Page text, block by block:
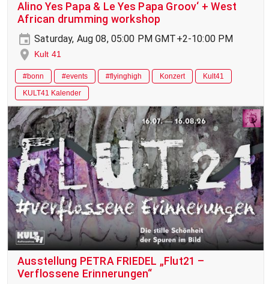
Alino Yes Papa & Le Yes Papa Groov‘ + West
African drumming workshop
Saturday, Aug 08, 05:00 PM GMT+2-10:00 PM
Kult 41
#bonn #events #flyinghigh Konzert
Kult41
KULT41 Kalender
Ausstellung PETRA FRIEDEL „Flut21 –
Verflossene Erinnerungen“